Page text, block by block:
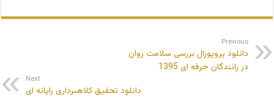
Previous
دانلود پروپوزال بررسی سلامت روان
در رانندگان حرفه ای 1395
Next
دانلود تحقیق کلاهبرداری رایانه ای